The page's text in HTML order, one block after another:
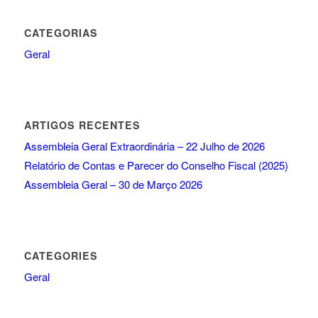
CATEGORIAS
Geral
ARTIGOS RECENTES
Assembleia Geral Extraordinária – 22 Julho de 2026
Relatório de Contas e Parecer do Conselho Fiscal (2025)
Assembleia Geral – 30 de Março 2026
CATEGORIES
Geral